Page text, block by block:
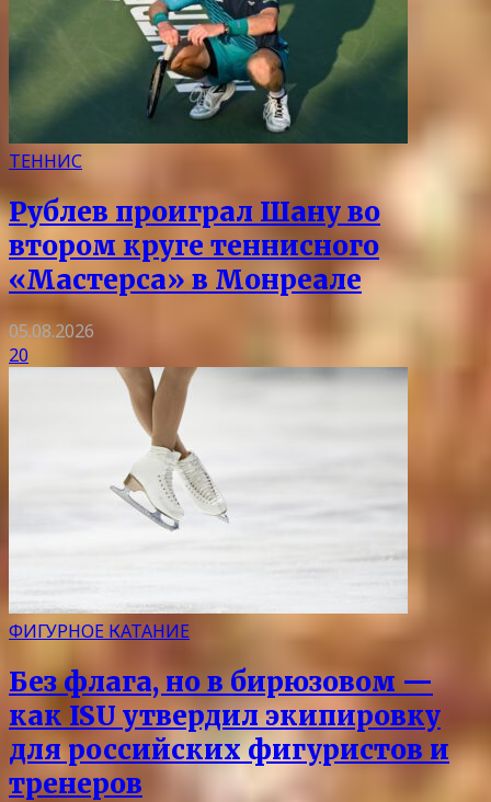
ТЕННИС
Рублев проиграл Шану во
втором круге теннисного
«Мастерса» в Монреале
05.08.2026
20
ФИГУРНОЕ КАТАНИЕ
Без флага, но в бирюзовом —
как ISU утвердил экипировку
для российских фигуристов и
тренеров